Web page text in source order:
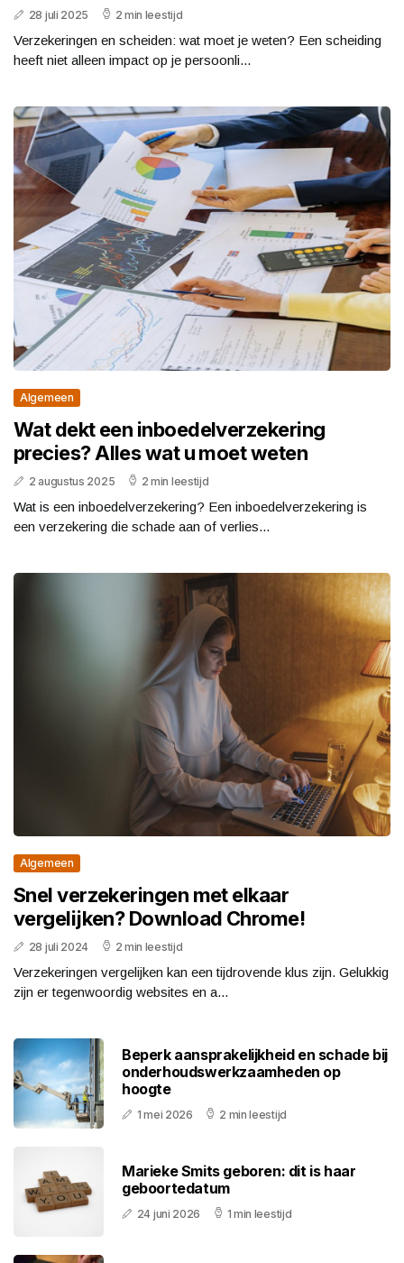
28 juli 2025 2 min leestijd
Verzekeringen en scheiden: wat moet je weten? Een scheiding
heeft niet alleen impact op je persoonli...
Algemeen
Wat dekt een inboedelverzekering
precies? Alles wat u moet weten
2 augustus 2025 2 min leestijd
Wat is een inboedelverzekering? Een inboedelverzekering is
een verzekering die schade aan of verlies...
Algemeen
Snel verzekeringen met elkaar
vergelijken? Download Chrome!
28 juli 2024 2 min leestijd
Verzekeringen vergelijken kan een tijdrovende klus zijn. Gelukkig
zijn er tegenwoordig websites en a...
Beperk aansprakelijkheid en schade bij
onderhoudswerkzaamheden op
hoogte
1 mei 2026 2 min leestijd
Marieke Smits geboren: dit is haar
geboortedatum
24 juni 2026 1 min leestijd